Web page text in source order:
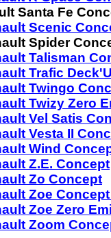
Santa Fe
Scenic
Spider
Talisman
Trafic
Twingo
Twizy Zero
Vel Satis
Vesta II
Wind
Z.E. Concept
Zo Concept
Zoe
Zoe Zero
Zoom